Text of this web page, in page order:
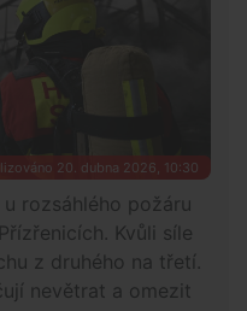
20. dubna 2026, 10:30
rozsáhlého požáru
Kvůli síle
z druhého na třetí.
nevětrat a omezit